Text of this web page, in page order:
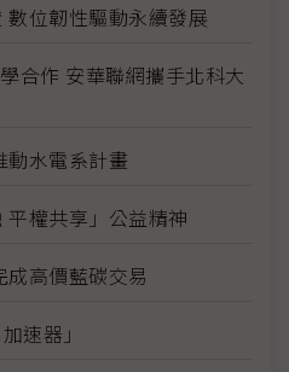
位韌性驅動永續發展
合作 安華聯網攜手北科大
動水電系計畫
權共享」公益精神
高價藍碳交易
速器」